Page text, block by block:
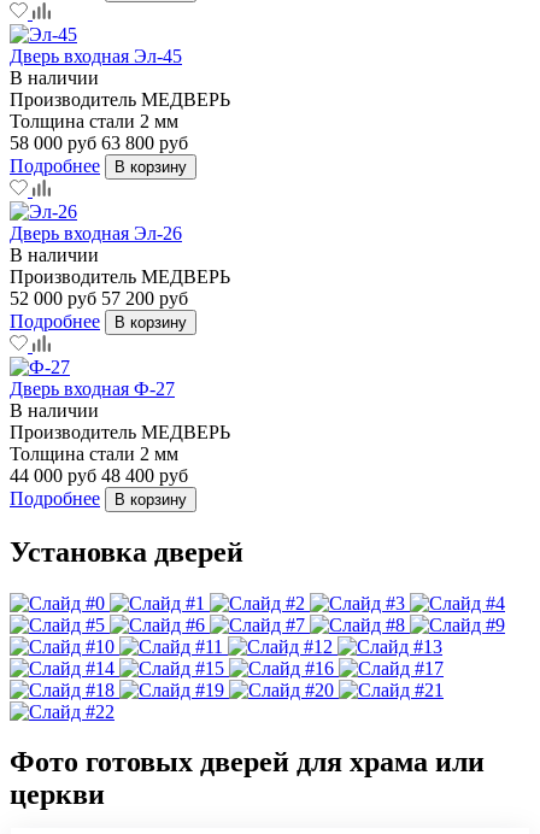
Дверь входная Эл-45
В наличии
Производитель МЕДВЕРЬ
Толщина стали 2 мм
58 000 руб 63 800 руб
Подробнее
В корзину
Дверь входная Эл-26
В наличии
Производитель МЕДВЕРЬ
52 000 руб 57 200 руб
Подробнее
В корзину
Дверь входная Ф-27
В наличии
Производитель МЕДВЕРЬ
Толщина стали 2 мм
44 000 руб 48 400 руб
Подробнее
В корзину
Установка дверей
Фото готовых дверей для храма или
церкви